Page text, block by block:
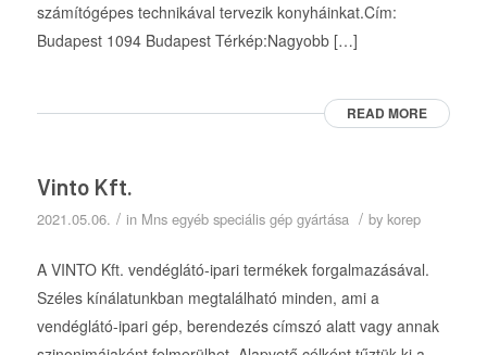
számítógépes technikával tervezik konyháinkat.Cím:
Budapest 1094 Budapest Térkép:Nagyobb […]
READ MORE
Vinto Kft.
2021.05.06. / in Mns egyéb speciális gép gyártása / by korep
A VINTO Kft. vendéglátó-ipari termékek forgalmazásával.
Széles kínálatunkban megtalálható minden, ami a
vendéglátó-ipari gép, berendezés címszó alatt vagy annak